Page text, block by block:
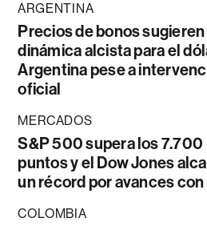
ARGENTINA
Precios de bonos sugieren
dinámica alcista para el
Argentina pese a
oficial
MERCADOS
S&P 500 supera los 7.700
puntos y el Dow Jones
un récord por avances con
COLOMBIA